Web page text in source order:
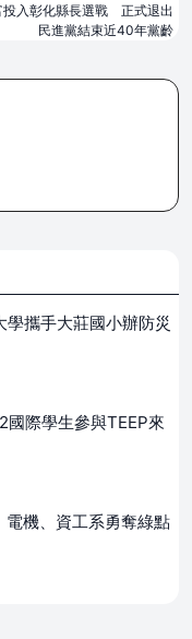
投入彰化縣長選戰 正式退出
民進黨結束近40年黨齡
攜手大莊國小辦防災
際學生參與TEEP來
機、資工系勇奪綠點